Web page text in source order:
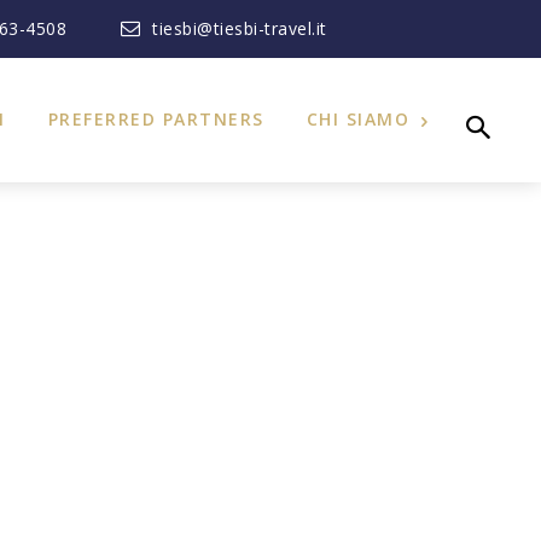
4508 tiesbi@tiesbi-travel.it
PREFERRED PARTNERS CHI SIAMO